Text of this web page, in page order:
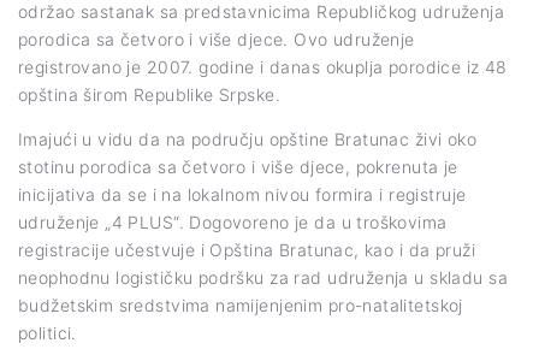
održao sastanak sa predstavnicima Republičkog udruženja
porodica sa četvoro i više djece. Ovo udruženje
registrovano je 2007. godine i danas okuplja porodice iz 48
opština širom Republike Srpske.
Imajući u vidu da na području opštine Bratunac živi oko
stotinu porodica sa četvoro i više djece, pokrenuta je
inicijativa da se i na lokalnom nivou formira i registruje
udruženje „4 PLUS“. Dogovoreno je da u troškovima
registracije učestvuje i Opština Bratunac, kao i da pruži
neophodnu logističku podršku za rad udruženja u skladu sa
budžetskim sredstvima namijenjenim pro-natalitetskoj
politici.